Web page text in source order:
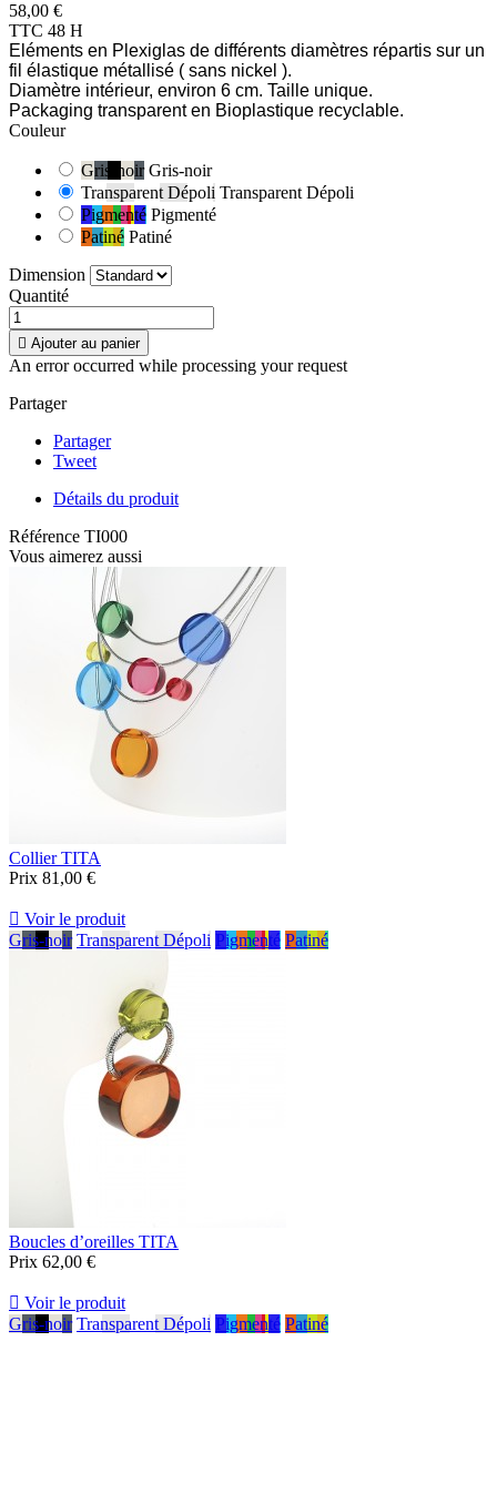
58,00 €
TTC 48 H
Eléments en Plexiglas de différents diamètres répartis sur un
fil élastique métallisé ( sans nickel ).
Diamètre intérieur, environ 6 cm. Taille unique.
Packaging transparent en Bioplastique recyclable.
Couleur
Gris-noir Gris-noir
Transparent Dépoli Transparent Dépoli
Pigmenté Pigmenté
Patiné Patiné
Dimension
Quantité
 Ajouter au panier
An error occurred while processing your request
Partager
Partager
Tweet
Détails du produit
Référence TI000
Vous aimerez aussi
Collier TITA
Prix 81,00 €
 Voir le produit
Gris-noir Transparent Dépoli Pigmenté Patiné
Boucles d’oreilles TITA
Prix 62,00 €
 Voir le produit
Gris-noir Transparent Dépoli Pigmenté Patiné